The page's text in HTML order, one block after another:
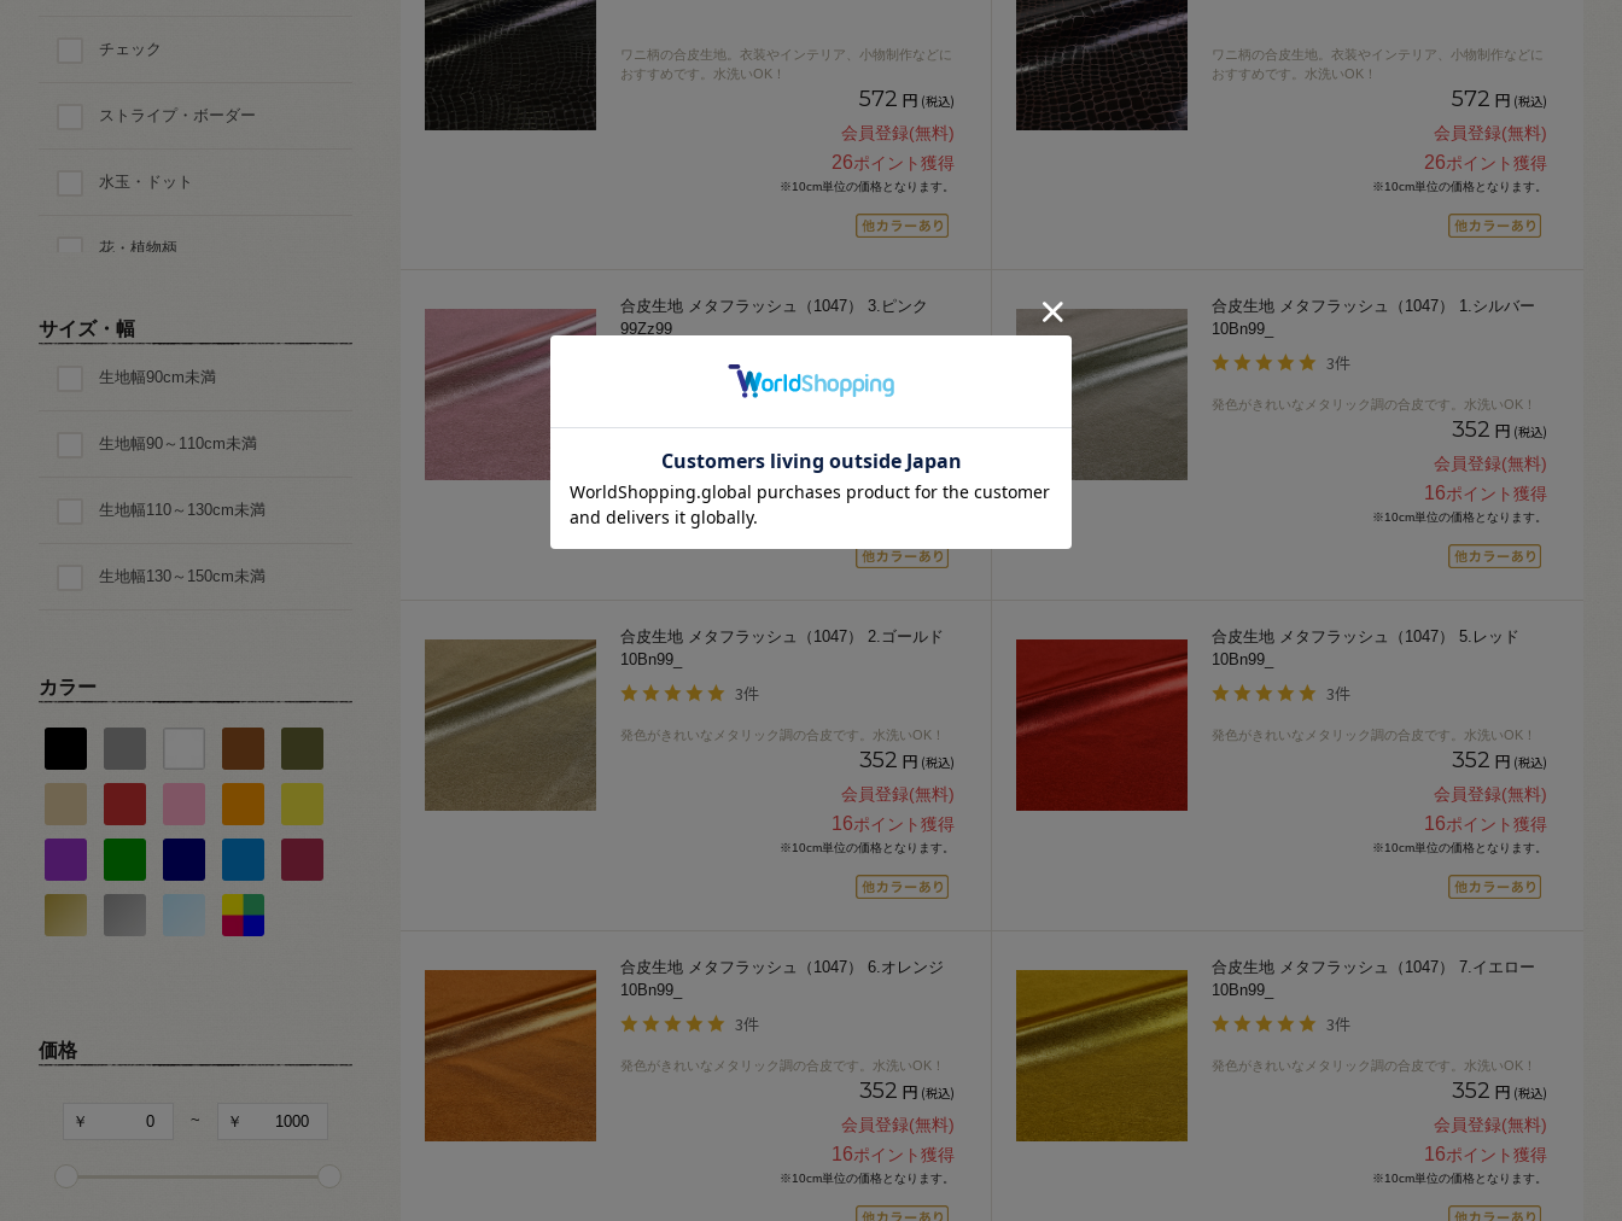
チェック
ストライプ・ボーダー
水玉・ドット
花・植物柄
迷彩・アニマルパターン
ダイヤ・スクエア・幾何学
星・月・宇宙
動物・生き物・恐竜柄
スポーツ
食べ物・スイーツ
その他の柄
サイズ・幅
生地幅90cm未満
生地幅90～110cm未満
生地幅110～130cm未満
生地幅130～150cm未満
カラー
価格
~
ワニ柄の合皮生地。衣装やインテリア、小物制作などに
おすすめです。水洗いOK！
572 円 (税込)
会員登録(無料)
26ポイント獲得
※10cm単位の価格となります。
ワニ柄の合皮生地。衣装やインテリア、小物制作などに
おすすめです。水洗いOK！
572 円 (税込)
会員登録(無料)
26ポイント獲得
※10cm単位の価格となります。
合皮生地 メタフラッシュ（1047） 3.ピンク
99Zz99_
3件
352 円(税込)
会員登録(無料)
16ポイント獲得
合皮生地 メタフラッシュ（1047） 1.シルバー
10Bn99_
3件
発色がきれいなメタリック調の合皮です。水洗いOK！
352 円 (税込)
会員登録(無料)
16ポイント獲得
※10cm単位の価格となります。
合皮生地 メタフラッシュ（1047） 2.ゴールド
10Bn99_
3件
発色がきれいなメタリック調の合皮です。水洗いOK！
352 円 (税込)
会員登録(無料)
16ポイント獲得
※10cm単位の価格となります。
合皮生地 メタフラッシュ（1047） 5.レッド
10Bn99_
3件
発色がきれいなメタリック調の合皮です。水洗いOK！
352 円 (税込)
会員登録(無料)
16ポイント獲得
※10cm単位の価格となります。
合皮生地 メタフラッシュ（1047） 6.オレンジ
10Bn99_
3件
発色がきれいなメタリック調の合皮です。水洗いOK！
352 円 (税込)
会員登録(無料)
16ポイント獲得
※10cm単位の価格となります。
合皮生地 メタフラッシュ（1047） 7.イエロー
10Bn99_
3件
発色がきれいなメタリック調の合皮です。水洗いOK！
352 円 (税込)
会員登録(無料)
16ポイント獲得
※10cm単位の価格となります。